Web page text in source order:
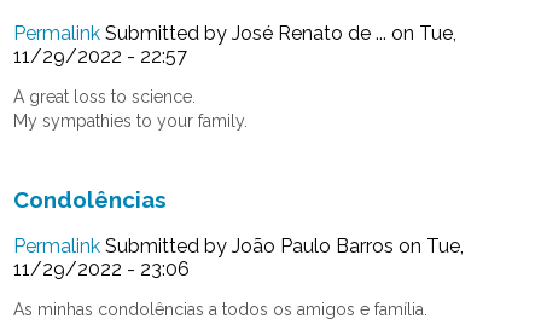
Permalink Submitted byJosé Renato de ... on Tue,
11/29/2022 - 22:57
A great loss to science.
My sympathies to your family.
Condolências
Permalink Submitted byJoão Paulo Barros on Tue,
11/29/2022 - 23:06
As minhas condolências a todos os amigos e família.